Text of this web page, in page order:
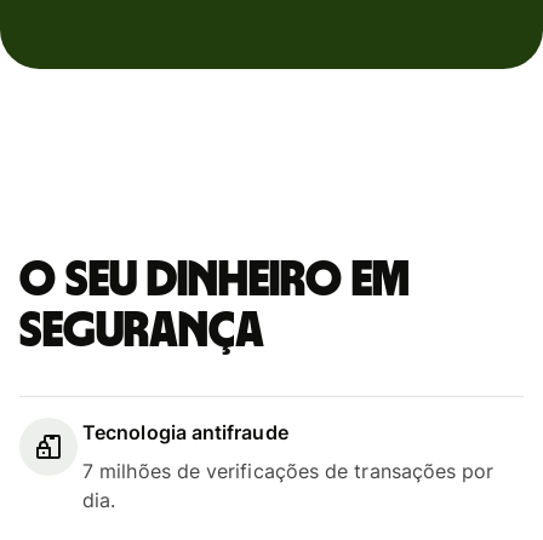
O seu dinheiro em
segurança
Tecnologia antifraude
7 milhões de verificações de transações por
dia.